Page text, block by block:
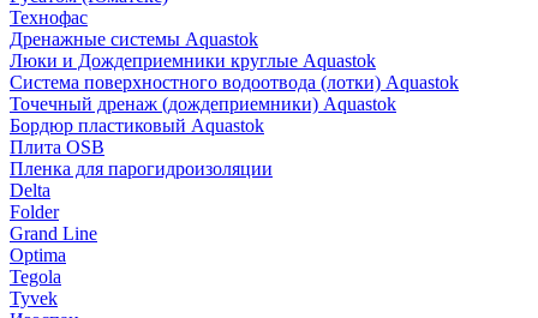
Технофас
Дренажные системы Aquastok
Люки и Дождеприемники круглые Aquastok
Система поверхностного водоотвода (лотки) Aquastok
Точечный дренаж (дождеприемники) Aquastok
Бордюр пластиковый Aquastok
Плита OSB
Пленка для парогидроизоляции
Delta
Folder
Grand Line
Optima
Tegola
Tyvek